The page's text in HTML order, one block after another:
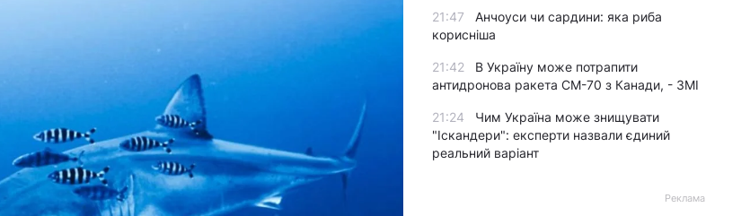
21:47
Анчоуси чи сардини: яка риба
корисніша
21:42
В Україну може потрапити
антидронова ракета CM-70 з Канади, - ЗМІ
21:24
Чим Україна може знищувати
"Іскандери": експерти назвали єдиний
реальний варіант
Реклама